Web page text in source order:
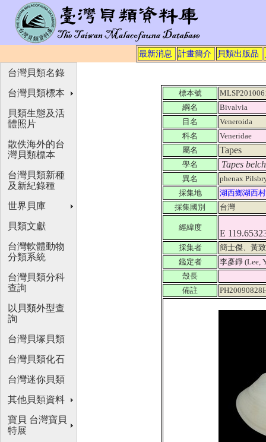
最新消息 計畫簡介 貝類出版品
標本號
綱名
Bivalvia
目名
Veneroida
科名
Veneridae
屬名
Tapes
學名 Tapes
異名
phenax
採集地
湖西鄉湖西
採集國別
台灣
經緯度
E
採集者
簡士傑、黃
鑑定者
李彥錚 (Lee,
殼長
備註
台灣貝類名錄
台灣貝類標本
貝類生態及活
體照片
散佚海外的台
灣貝類標本
台灣貝類新種
及新紀錄種
世界貝庫
貝類文獻
台灣軟體動物
分類系統
台灣貝類分科
查詢
以貝類外型查
詢
台灣貝塚貝類
台灣貝類化石
台灣迷你貝類
其他貝類資料
寶貝 台灣寶貝
特展